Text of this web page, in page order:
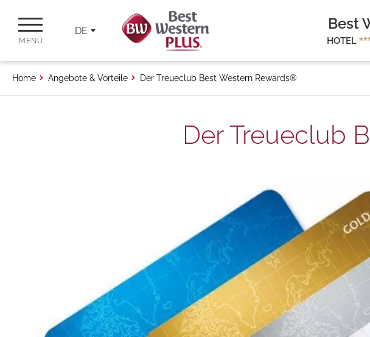
MENÜ
DE Best
HOTEL
Home Angebote & Vorteile Der Treueclub Best Western Rewards®
Der Treueclub